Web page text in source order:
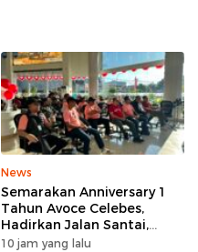
News
Semarakan Anniversary 1
Tahun Avoce Celebes,
Hadirkan Jalan Santai,
Bakti Sosial, dan Hiburan
10 jam yang lalu